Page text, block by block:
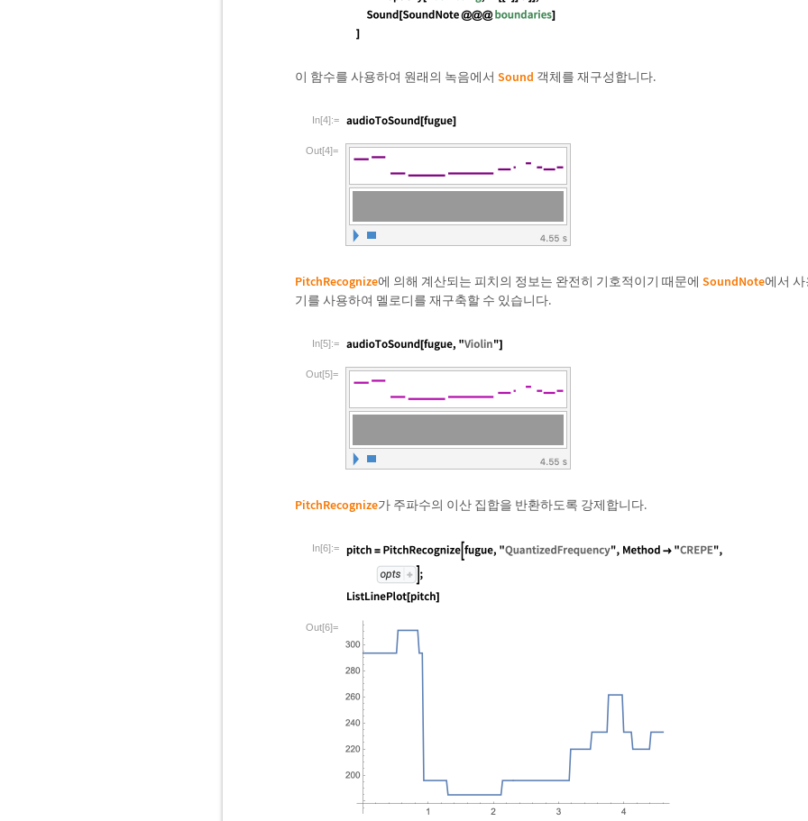
이 함수를 사용하여 원래의 녹음에서 Sound 객체를 재구성합니다.
In[4]:=
Out[4]=
PitchRecognize에 의해 계산되는 피치의 정보는 완전히 기호적이기 때문에 SoundNote에서
기를 사용하여 멜로디를 재구축할 수 있습니다.
In[5]:=
Out[5]=
PitchRecognize가 주파수의 이산 집합을 반환하도록 강제합니다.
In[6]:=
Out[6]=